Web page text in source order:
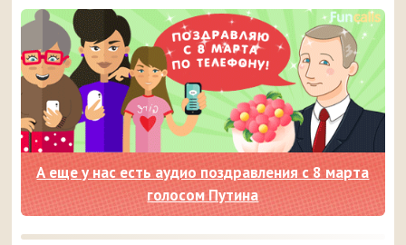
А еще у нас есть аудио поздравления с 8 марта
голосом Путина